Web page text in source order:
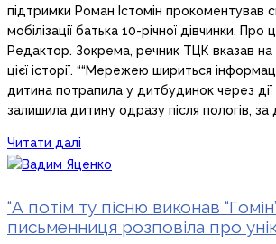
підтримки Роман Істомін прокоментував
мобілізації батька 10-річної дівчинки.
Редактор. Зокрема, речник ТЦК вказав на
цієї історії. ““Мережею шириться
дитина потрапила у дитбудинок через
залишила дитину одразу після пологів, за
Читати далі
“А потім ту пісню виконав
письменниця розповіла про